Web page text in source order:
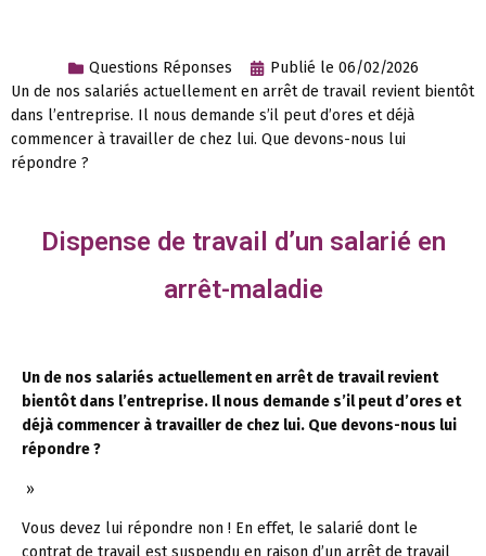
Questions Réponses Publié le 06/02/2026
Un de nos salariés actuellement en arrêt de travail revient bientôt
dans l’entreprise. Il nous demande s’il peut d’ores et déjà
commencer à travailler de chez lui. Que devons-nous lui
répondre ?
Dispense de travail d’un salarié en
arrêt-maladie
Un de nos salariés actuellement en arrêt de travail revient
bientôt dans l’entreprise. Il nous demande s’il peut d’ores et
déjà commencer à travailler de chez lui. Que devons-nous lui
répondre ?
»
Vous devez lui répondre non ! En effet, le salarié dont le